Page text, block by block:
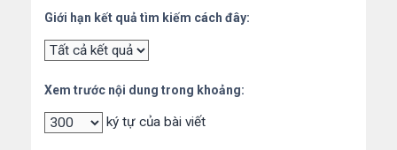
Giới hạn kết quả tìm kiếm cách đây:
Xem trước nội dung trong khoảng:
ký tự của bài viết